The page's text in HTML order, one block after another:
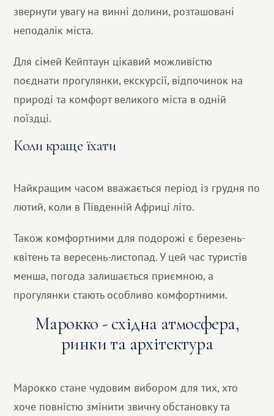
звернути увагу на винні долини, розташовані
неподалік міста.
Для сімей Кейптаун цікавий можливістю
поєднати прогулянки, екскурсії, відпочинок на
природі та комфорт великого міста в одній
поїздці.
Коли краще їхати
Найкращим часом вважається період із грудня по
лютий, коли в Південній Африці літо.
Також комфортними для подорожі є березень-
квітень та вересень-листопад. У цей час туристів
менша, погода залишається приємною, а
прогулянки стають особливо комфортними.
Марокко - східна атмосфера,
ринки та архітектура
Марокко стане чудовим вибором для тих, хто
хоче повністю змінити звичну обстановку та